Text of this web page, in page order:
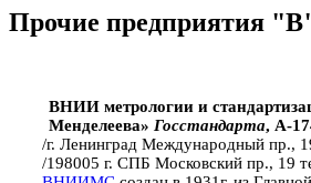
Прочие предприятия
ВНИИ метрологии и
Менделеева» Госстандарта, А-
/г. Ленинград Международный пр.,
/198005 г. СПБ Московский пр., 19